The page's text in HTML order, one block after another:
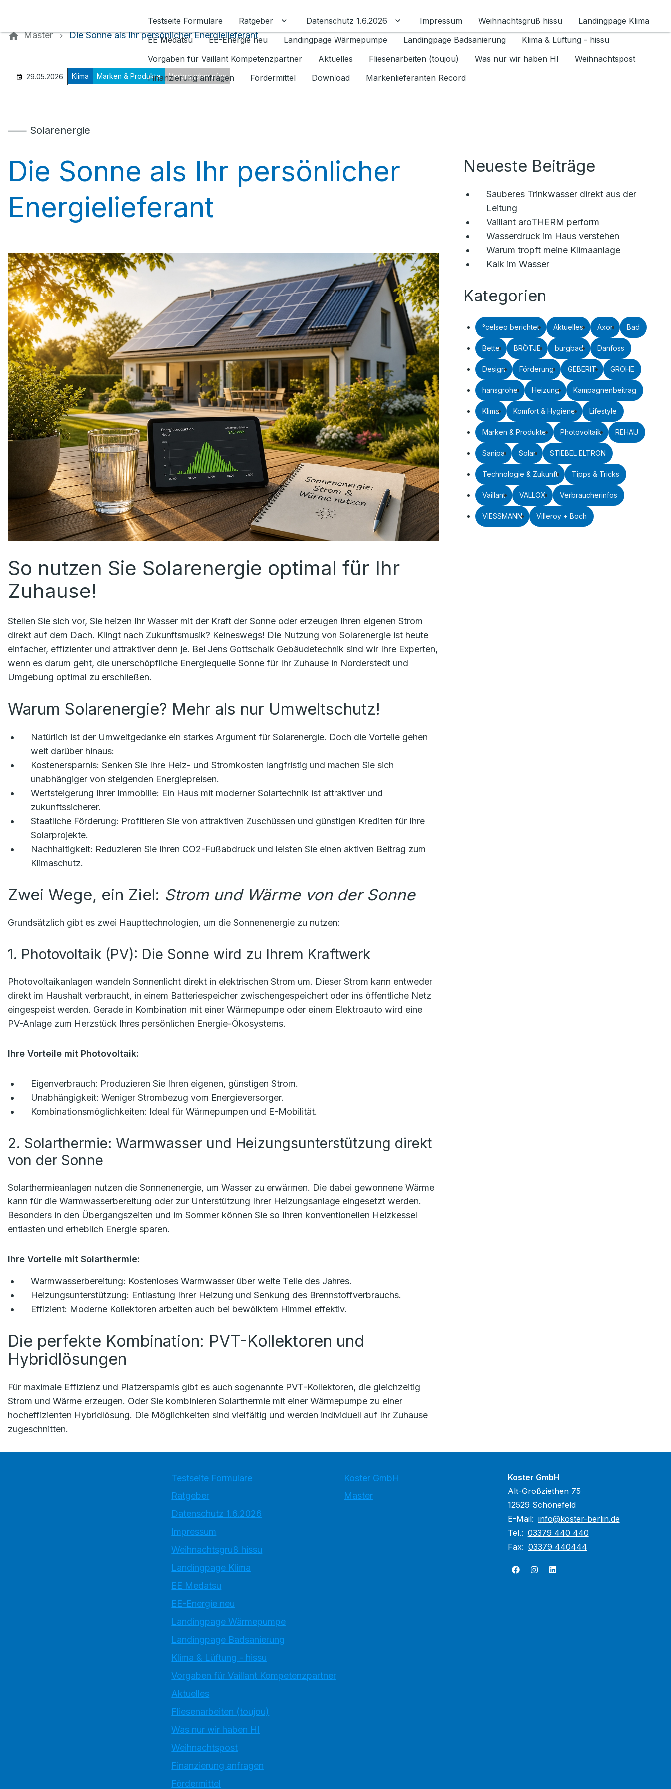
Testseite Formulare
Ratgeber Untermenü für Ratgeber umschalten
Datenschutz 1.6.2026 Untermenü für Datenschutz 1.6.2026 umschalten
Impressum Weihnachtsgruß hissu
Landingpage Klima
EE Medatsu
EE-Energie neu Landingpage Wärmepumpe Landingpage Badsanierung
Klima & Lüftung - hissu
Vorgaben für Vaillant Kompetenzpartner
Aktuelles Fliesenarbeiten (toujou) Was nur wir haben HI
Weihnachtspost
Finanzierung anfragen
Fördermittel Download Markenlieferanten Record
Master Die Sonne als Ihr persönlicher Energielieferant
29.05.2026 Klima Marken & Produkte Verbraucherinfos
⸺ Solarenergie
Die Sonne als Ihr persönlicher
Energielieferant
So nutzen Sie Solarenergie optimal für Ihr
Zuhause!
Stellen Sie sich vor, Sie heizen Ihr Wasser mit der Kraft der Sonne oder erzeugen Ihren eigenen Strom
direkt auf dem Dach. Klingt nach Zukunftsmusik? Keineswegs! Die Nutzung von Solarenergie ist heute
einfacher, effizienter und attraktiver denn je. Bei Jens Gottschalk Gebäudetechnik sind wir Ihre Experten,
wenn es darum geht, die unerschöpfliche Energiequelle Sonne für Ihr Zuhause in Norderstedt und
Umgebung optimal zu erschließen.
Warum Solarenergie? Mehr als nur Umweltschutz!
Natürlich ist der Umweltgedanke ein starkes Argument für Solarenergie. Doch die Vorteile gehen
weit darüber hinaus:
Kostenersparnis: Senken Sie Ihre Heiz- und Stromkosten langfristig und machen Sie sich
unabhängiger von steigenden Energiepreisen.
Wertsteigerung Ihrer Immobilie: Ein Haus mit moderner Solartechnik ist attraktiver und
zukunftssicherer.
Staatliche Förderung: Profitieren Sie von attraktiven Zuschüssen und günstigen Krediten für Ihre
Solarprojekte.
Nachhaltigkeit: Reduzieren Sie Ihren CO2-Fußabdruck und leisten Sie einen aktiven Beitrag zum
Klimaschutz.
Zwei Wege, ein Ziel: Strom und Wärme von der Sonne
Grundsätzlich gibt es zwei Haupttechnologien, um die Sonnenenergie zu nutzen:
1. Photovoltaik (PV): Die Sonne wird zu Ihrem Kraftwerk
Photovoltaikanlagen wandeln Sonnenlicht direkt in elektrischen Strom um. Dieser Strom kann entweder
direkt im Haushalt verbraucht, in einem Batteriespeicher zwischengespeichert oder ins öffentliche Netz
eingespeist werden. Gerade in Kombination mit einer Wärmepumpe oder einem Elektroauto wird eine
PV-Anlage zum Herzstück Ihres persönlichen Energie-Ökosystems.
Ihre Vorteile mit Photovoltaik:
Eigenverbrauch: Produzieren Sie Ihren eigenen, günstigen Strom.
Unabhängigkeit: Weniger Strombezug vom Energieversorger.
Kombinationsmöglichkeiten: Ideal für Wärmepumpen und E-Mobilität.
2. Solarthermie: Warmwasser und Heizungsunterstützung direkt
von der Sonne
Solarthermieanlagen nutzen die Sonnenenergie, um Wasser zu erwärmen. Die dabei gewonnene Wärme
kann für die Warmwasserbereitung oder zur Unterstützung Ihrer Heizungsanlage eingesetzt werden.
Besonders in den Übergangszeiten und im Sommer können Sie so Ihren konventionellen Heizkessel
entlasten und erheblich Energie sparen.
Ihre Vorteile mit Solarthermie:
Warmwasserbereitung: Kostenloses Warmwasser über weite Teile des Jahres.
Heizungsunterstützung: Entlastung Ihrer Heizung und Senkung des Brennstoffverbrauchs.
Effizient: Moderne Kollektoren arbeiten auch bei bewölktem Himmel effektiv.
Die perfekte Kombination: PVT-Kollektoren und
Hybridlösungen
Für maximale Effizienz und Platzersparnis gibt es auch sogenannte PVT-Kollektoren, die gleichzeitig
Strom und Wärme erzeugen. Oder Sie kombinieren Solarthermie mit einer Wärmepumpe zu einer
hocheffizienten Hybridlösung. Die Möglichkeiten sind vielfältig und werden individuell auf Ihr Zuhause
zugeschnitten.
Neueste Beiträge
Sauberes Trinkwasser direkt aus der
Leitung
Vaillant aroTHERM perform
Wasserdruck im Haus verstehen
Warum tropft meine Klimaanlage
Kalk im Wasser
Kategorien
°celseo berichtet Aktuelles Axor Bad
Bette BRÖTJE burgbad Danfoss
Design Förderung GEBERIT GROHE
hansgrohe Heizung Kampagnenbeitrag
Klima Komfort & Hygiene Lifestyle
Marken & Produkte Photovoltaik REHAU
Sanipa Solar STIEBEL ELTRON
Technologie & Zukunft Tipps & Tricks
Vaillant VALLOX Verbraucherinfos
VIESSMANN Villeroy + Boch
Testseite Formulare
Ratgeber
Datenschutz 1.6.2026
Impressum
Weihnachtsgruß hissu
Landingpage Klima
EE Medatsu
EE-Energie neu
Landingpage Wärmepumpe
Landingpage Badsanierung
Klima & Lüftung - hissu
Vorgaben für Vaillant Kompetenzpartner
Aktuelles
Fliesenarbeiten (toujou)
Was nur wir haben HI
Weihnachtspost
Finanzierung anfragen
Fördermittel
Koster GmbH
Master
Koster GmbH
Alt-Großziethen 75
12529 Schönefeld
E-Mail: info@koster-berlin.de
Tel.: 03379 440 440
Fax: 03379 440444